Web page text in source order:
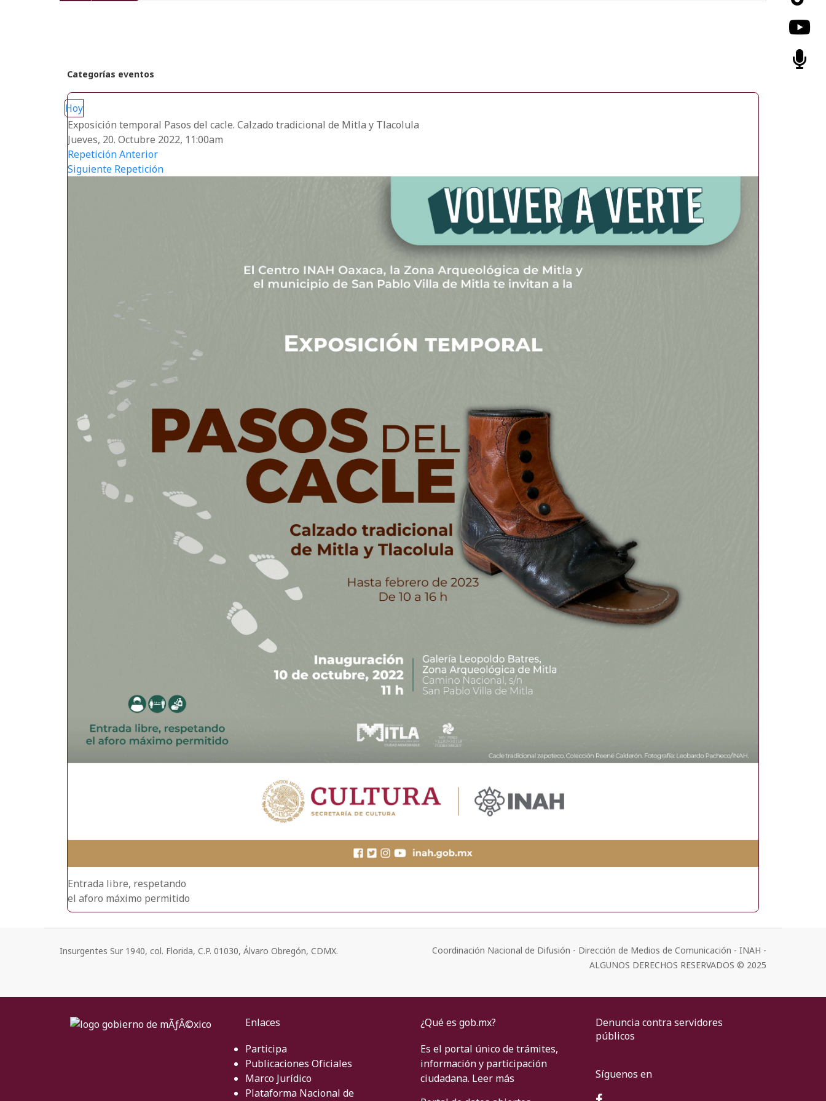
recientes
Categorías eventos
Hoy
Exposición temporal Pasos del cacle. Calzado tradicional de Mitla y Tlacolula
Jueves, 20. Octubre 2022, 11:00am
Repetición Anterior
Siguiente Repetición
Entrada libre, respetando
el aforo máximo permitido
Insurgentes Sur 1940, col. Florida, C.P. 01030, Álvaro Obregón, CDMX.
Coordinación Nacional de Difusión - Dirección de Medios de Comunicación - INAH -
ALGUNOS DERECHOS RESERVADOS © 2025
Enlaces
Participa
Publicaciones Oficiales
Marco Jurídico
Plataforma Nacional de
¿Qué es gob.mx?
Es el portal único de trámites,
información y participación
ciudadana. Leer más
Denuncia contra servidores
públicos
Síguenos en